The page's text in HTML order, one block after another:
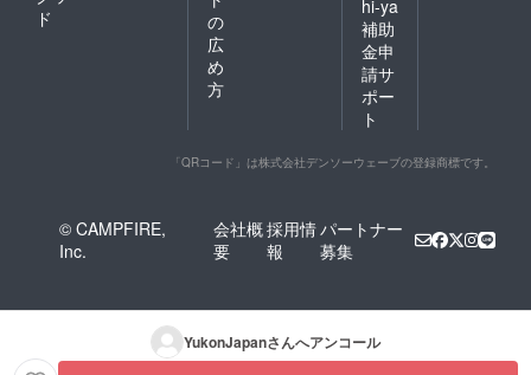
ド
の
広
め
方
hi-ya
補助
金申
請サ
ポー
ト
「QRコード」は株式会社デンソーウェーブの登録商標です。
© CAMPFIRE,
Inc.
会社概
要
採用情
報
パートナー
募集
YukonJapanさんへアンコール